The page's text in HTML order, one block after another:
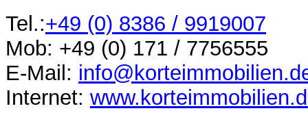
Tel.:+49 (0) 8386 / 9919007
Mob: +49 (0) 171 / 7756555
E-Mail:
Internet: